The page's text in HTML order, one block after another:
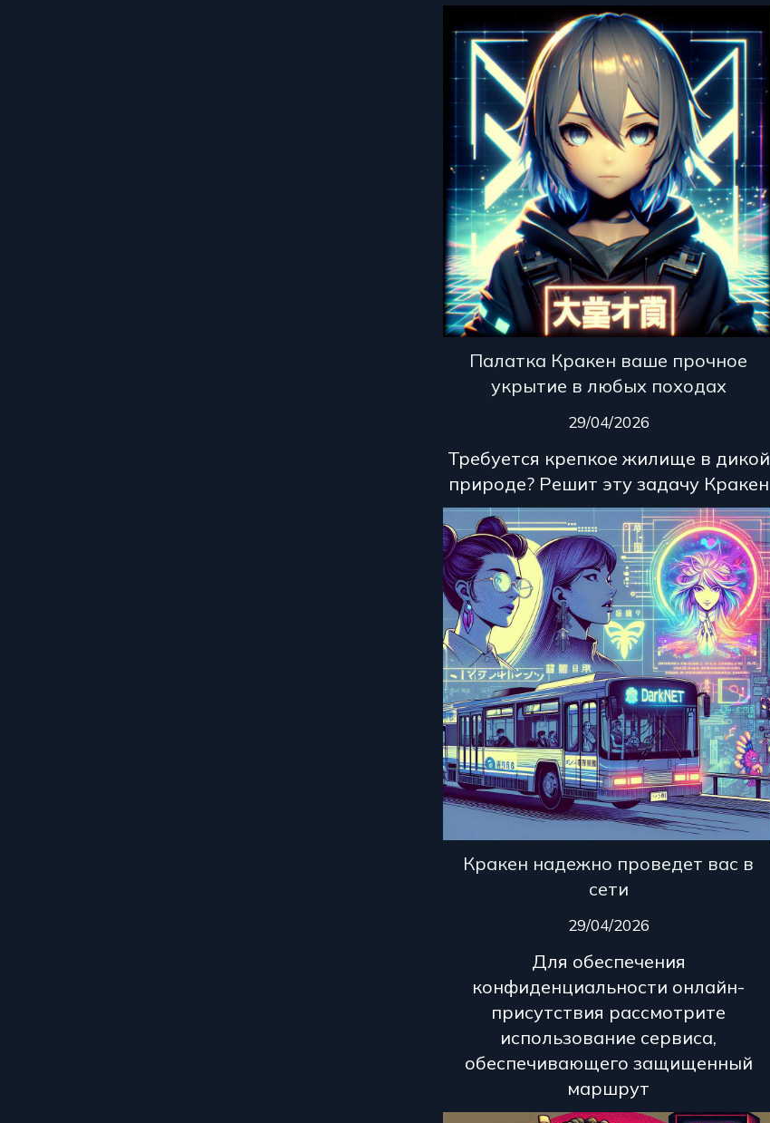
Палатка Кракен ваше прочное
укрытие в любых походах
29/04/2026
Требуется крепкое жилище в дикой
природе? Решит эту задачу Кракен
Кракен надежно проведет вас в
сети
29/04/2026
Для обеспечения
конфиденциальности онлайн-
присутствия рассмотрите
использование сервиса,
обеспечивающего защищенный
маршрут